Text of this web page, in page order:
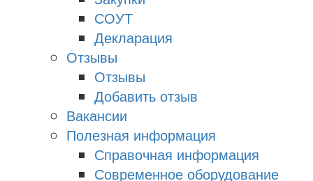
СОУТ
Декларация
Отзывы
Отзывы
Добавить отзыв
Вакансии
Полезная информация
Справочная информация
Современное оборудование